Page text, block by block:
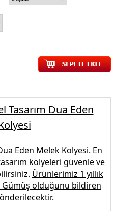
Tasarım Dua Eden
Eden Melek Kolyesi. En
kolyeleri güvenle ve
Ürünlerimiz 1 yıllık
Gümüş olduğunu bildiren